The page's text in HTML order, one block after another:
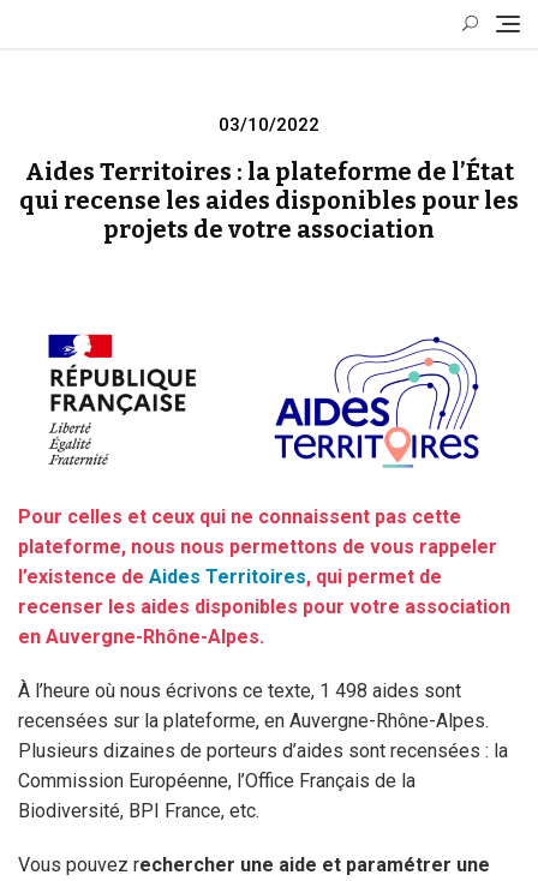
Posted
03/10/2022
Aides Territoires : la plateforme de l’État
qui recense les aides disponibles pour les
projets de votre association
Pour celles et ceux qui ne connaissent pas cette
plateforme, nous nous permettons de vous rappeler
l’existence de Aides Territoires, qui permet de
recenser les aides disponibles pour votre association
en Auvergne-Rhône-Alpes.
À l’heure où nous écrivons ce texte, 1 498 aides sont
recensées sur la plateforme, en Auvergne-Rhône-Alpes.
Plusieurs dizaines de porteurs d’aides sont recensées : la
Commission Européenne, l’Office Français de la
Biodiversité, BPI France, etc.
Vous pouvez rechercher une aide et paramétrer une